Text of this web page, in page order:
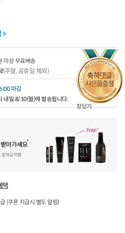
창닫기
>
이상 무료배송
(주말, 공휴일 제외)
마감
내일 8/10(월)에 발송됩니다.
택
(쿠폰 지급시 별도 알림)